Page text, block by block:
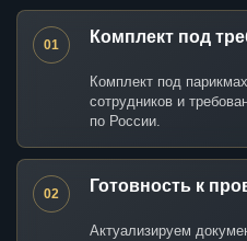
01 Комплект под
Комплект под
сотрудников и
по России.
02 Готовность к
Актуализируем